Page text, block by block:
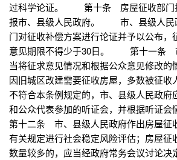
过科学论证。 第十条 房屋征收部门拟
报市、县级人民政府。 市、县级人民
门对征收补偿方案进行论证并予以公布，
意见期限不得少于30日。 第十一条
当将征求意见情况和根据公众意见修改
因旧城区改建需要征收房屋，多数被征收
不符合本条例规定的，市、县级人民政府
和公众代表参加的听证会，并根据听证
第十二条 市、县级人民政府作出房屋征
有关规定进行社会稳定风险评估；房屋征
数量较多的，应当经政府常务会议讨